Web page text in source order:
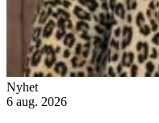
Nyhet
6 aug. 2026